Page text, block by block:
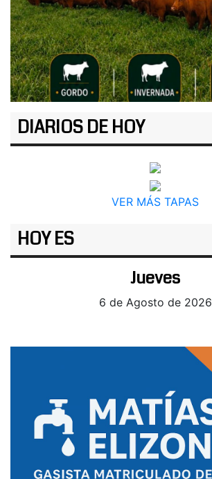
DIARIOS DE HOY
VER MÁS TAPAS
HOY ES
Jueves
6 de Agosto de 2026